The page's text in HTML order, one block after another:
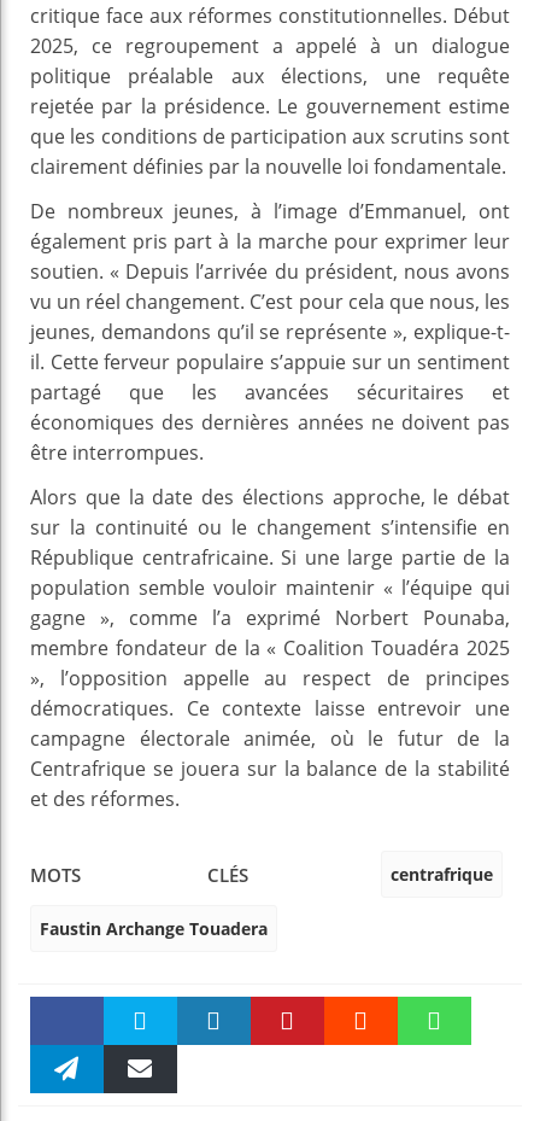
critique face aux réformes constitutionnelles. Début
2025, ce regroupement a appelé à un dialogue
politique préalable aux élections, une requête
rejetée par la présidence. Le gouvernement estime
que les conditions de participation aux scrutins sont
clairement définies par la nouvelle loi fondamentale.
De nombreux jeunes, à l’image d’Emmanuel, ont
également pris part à la marche pour exprimer leur
soutien. « Depuis l’arrivée du président, nous avons
vu un réel changement. C’est pour cela que nous, les
jeunes, demandons qu’il se représente », explique-t-
il. Cette ferveur populaire s’appuie sur un sentiment
partagé que les avancées sécuritaires et
économiques des dernières années ne doivent pas
être interrompues.
Alors que la date des élections approche, le débat
sur la continuité ou le changement s’intensifie en
République centrafricaine. Si une large partie de la
population semble vouloir maintenir « l’équipe qui
gagne », comme l’a exprimé Norbert Pounaba,
membre fondateur de la « Coalition Touadéra 2025
», l’opposition appelle au respect de principes
démocratiques. Ce contexte laisse entrevoir une
campagne électorale animée, où le futur de la
Centrafrique se jouera sur la balance de la stabilité
et des réformes.
MOTS CLÉS centrafrique
Faustin Archange Touadera
Faceboo Twitter